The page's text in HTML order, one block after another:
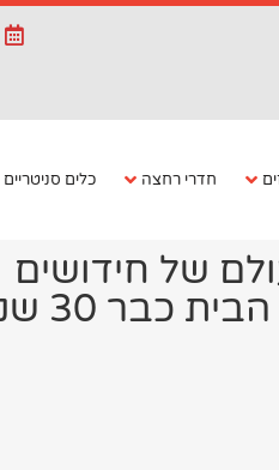
חדרי רחצה כלים סניטריים
של חידושים
כבר 30 שנה